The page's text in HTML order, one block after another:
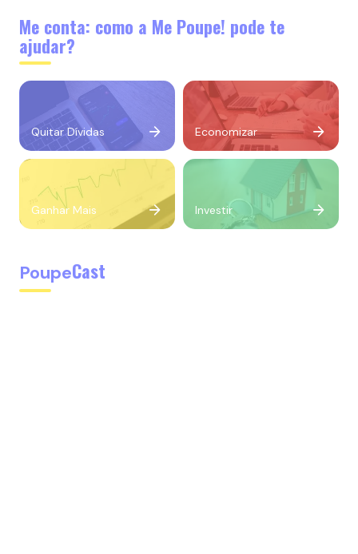
Me conta: como a Me Poupe! pode te
ajudar?
Quitar Dívidas Economizar
Ganhar Mais Investir
PoupeCast